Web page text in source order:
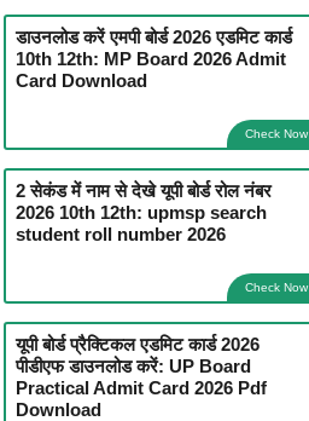
डाउनलोड करें एमपी बोर्ड 2026 एडमिट कार्ड
10th 12th: MP Board 2026 Admit
Card Download
Check Now
2 सेकंड में नाम से देखे यूपी बोर्ड रोल नंबर
2026 10th 12th: upmsp search
student roll number 2026
Check Now
यूपी बोर्ड प्रैक्टिकल एडमिट कार्ड 2026
पीडीएफ डाउनलोड करें: UP Board
Practical Admit Card 2026 Pdf
Download